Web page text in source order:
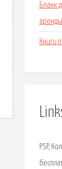
Бланк
Книги
PSP,